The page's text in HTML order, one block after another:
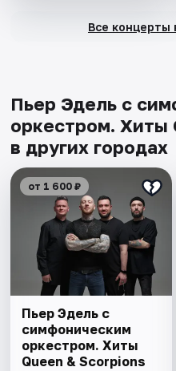
Все концерты
Пьер Эдель с
оркестром. Хиты
в других городах
от 1 600 ₽
Пьер Эдель с
симфоническим
оркестром. Хиты
Queen & Scorpions